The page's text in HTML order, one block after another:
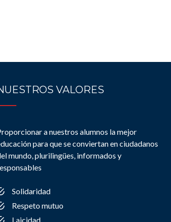
VALORES
a nuestros alumnos la mejor
para que se conviertan en ciudadanos
mundo, plurilingües, informados y
Solidaridad
Respeto mutuo
Laicidad